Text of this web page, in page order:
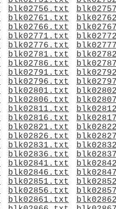
blk02756.txt
blk02761.txt
blk02766.txt
blk02771.txt
blk02776.txt
blk02781.txt
blk02786.txt
blk02791.txt
blk02796.txt
blk02801.txt
blk02806.txt
blk02811.txt
blk02816.txt
blk02821.txt
blk02826.txt
blk02831.txt
blk02836.txt
blk02841.txt
blk02846.txt
blk02851.txt
blk02856.txt
blk02861.txt